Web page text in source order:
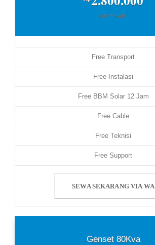
/UNIT/HARI
Free Transport
Free Instalasi
Free BBM Solar 12 Jam
Free Cable
Free Teknisi
Free Support
SEWA SEKARANG VIA WA
Genset 80Kva